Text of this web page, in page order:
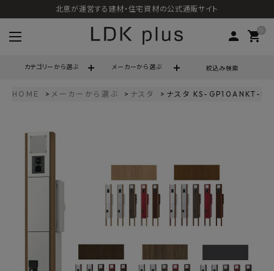
北恵が運営する建材・住宅資材の公式通販サイト
person 0
shopping_cart
カテゴリーから選ぶ メーカーから選ぶ 絞込み検索
06-6121-9302
営業時間 - 10:00～17:00（定休日 - 土日祝）
ACCOUNT MENU
HOME メーカーから選ぶ ナスタ ナスタ KS-GP10ANKT-E-